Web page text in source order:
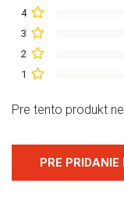
4
3
2
1
Pre tento produkt
PRE